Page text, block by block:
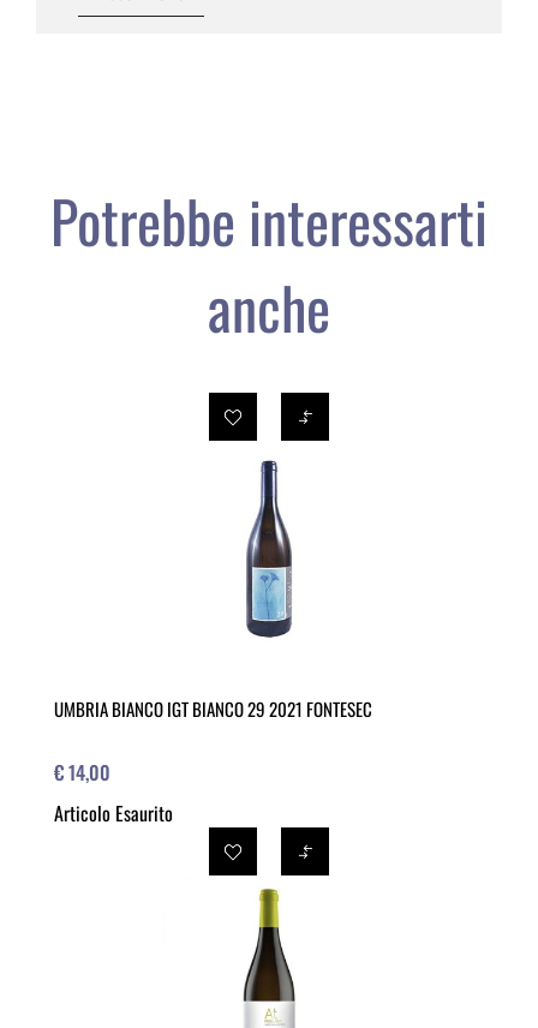
Potrebbe interessarti
anche
UMBRIA BIANCO IGT BIANCO 29 2021 FONTESEC
€ 14,00
Articolo Esaurito